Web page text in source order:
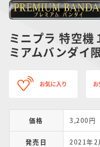
ミニプラ 特空機
ミアムバンダイ限
お気に入り
価格 3,200円
発売日 2021年2